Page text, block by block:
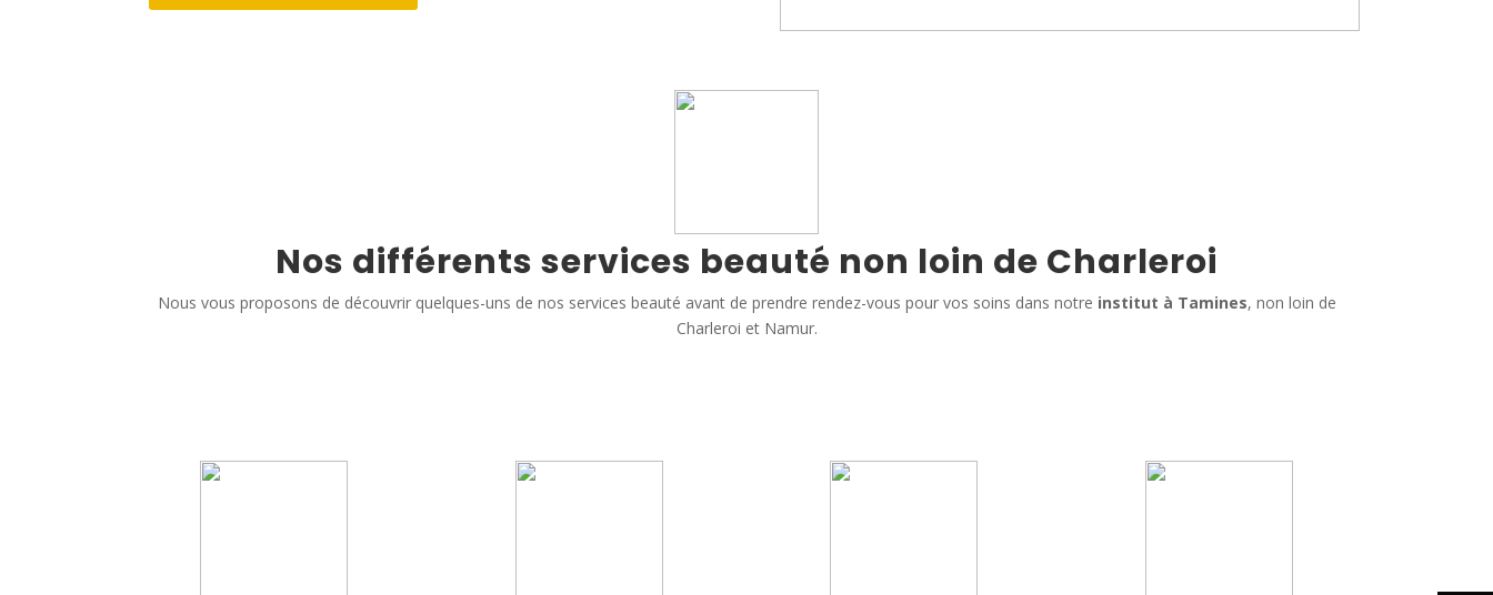
Nos différents services beauté non loin de Charleroi
Nous vous proposons de découvrir quelques-uns de nos services beauté avant de prendre rendez-vous pour vos soins dans notre institut à Tamines, non loin de
Charleroi et Namur.